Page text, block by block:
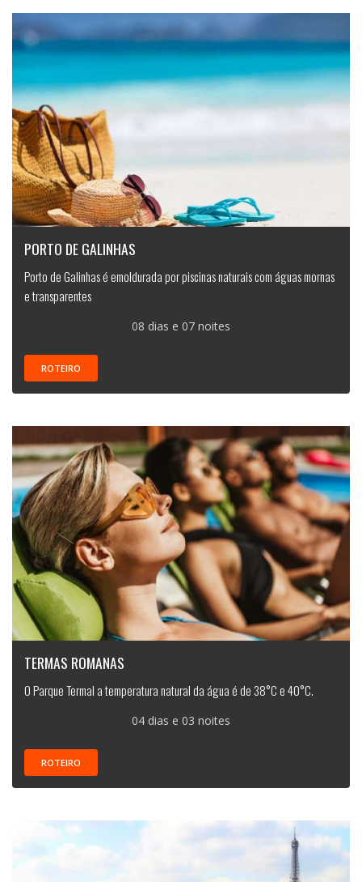
PORTO DE GALINHAS
Porto de Galinhas é emoldurada por piscinas naturais com águas mornas
e transparentes
08 dias e 07 noites
ROTEIRO
TERMAS ROMANAS
O Parque Termal a temperatura natural da água é de 38°C e 40°C.
04 dias e 03 noites
ROTEIRO